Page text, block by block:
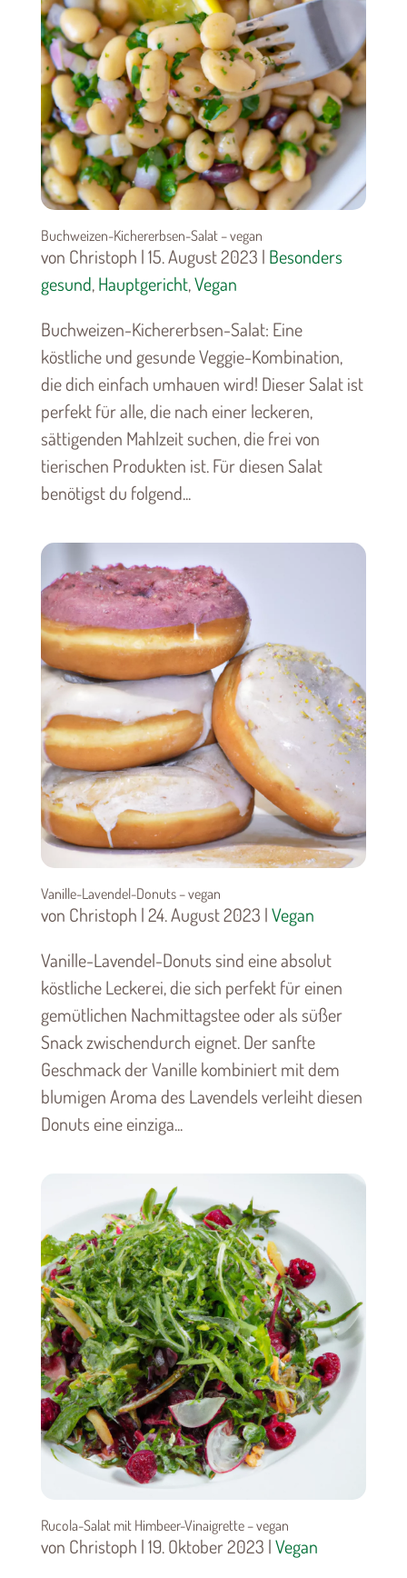
Buchweizen-Kichererbsen-Salat – vegan
von Christoph | 15. August 2023 | Besonders
gesund,Hauptgericht,Vegan
Buchweizen-Kichererbsen-Salat: Eine
köstliche und gesunde Veggie-Kombination,
die dich einfach umhauen wird! Dieser Salat ist
perfekt für alle, die nach einer leckeren,
sättigenden Mahlzeit suchen, die frei von
tierischen Produkten ist. Für diesen Salat
benötigst du folgend...
Vanille-Lavendel-Donuts – vegan
von Christoph | 24. August 2023 |Vegan
Vanille-Lavendel-Donuts sind eine absolut
köstliche Leckerei, die sich perfekt für einen
gemütlichen Nachmittagstee oder als süßer
Snack zwischendurch eignet. Der sanfte
Geschmack der Vanille kombiniert mit dem
blumigen Aroma des Lavendels verleiht diesen
Donuts eine einziga...
Rucola-Salat mit Himbeer-Vinaigrette – vegan
von Christoph | 19. Oktober 2023 |Vegan